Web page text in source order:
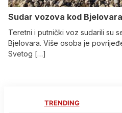
Sudar vozova kod
Teretni i putnički voz sudarili su
Bjelovara. Više osoba je
Svetog […]
TRENDING